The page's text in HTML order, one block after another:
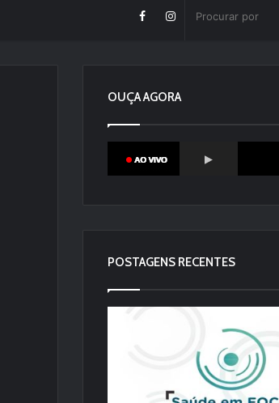
OUÇA AGORA
POSTAGENS RECENTES